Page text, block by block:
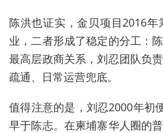
陈洪也证实，金贝项目2016
业，二者形成了稳定的分工：
最高层政商关系，刘忍团队负
疏通、日常运营兜底。
值得注意的是，刘忍2000年初
早于陈志。在柬埔寨华人圈的